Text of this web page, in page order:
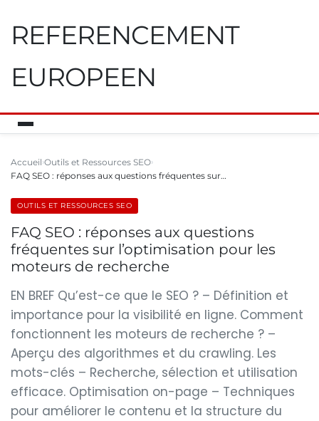
REFERENCEMENT
EUROPEEN
Accueil Outils et Ressources SEO
FAQ SEO : réponses aux questions fréquentes sur…
OUTILS ET RESSOURCES SEO
FAQ SEO : réponses aux questions
fréquentes sur l’optimisation pour les
moteurs de recherche
EN BREF Qu’est-ce que le SEO ? – Définition et
importance pour la visibilité en ligne. Comment
fonctionnent les moteurs de recherche ? –
Aperçu des algorithmes et du crawling. Les
mots-clés – Recherche, sélection et utilisation
efficace. Optimisation on-page – Techniques
pour améliorer le contenu et la structure du